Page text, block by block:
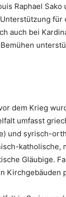
Raphael
auch bei
dem Krieg
umfasst
und syrisch-
katholische,
Gläubige.
Kirchgebäuden